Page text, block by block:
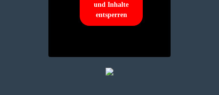
und Inhalte
entsperren